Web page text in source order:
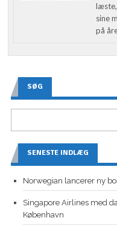
læste,
sine
på
SØG
SENESTE INDLÆG
Norwegian lancerer ny
Singapore Airlines med
København